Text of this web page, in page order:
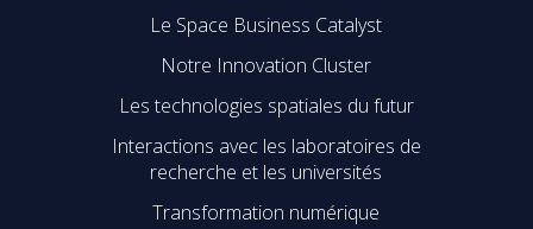
Le Space Business Catalyst
Notre Innovation Cluster
Les technologies spatiales du futur
Interactions avec les laboratoires de
recherche et les universités
Transformation numérique